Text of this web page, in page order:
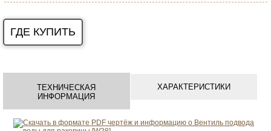
ГДЕ КУПИТЬ
ТЕХНИЧЕСКАЯ
ИНФОРМАЦИЯ
ХАРАКТЕРИСТИКИ